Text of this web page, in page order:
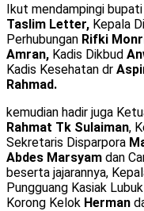
Ikut mendampingi
Taslim Letter, Kepala
Perhubungan Rifki
Amran, Kadis Dikbud
Kadis Kesehatan dr
Rahmad.
kemudian hadir juga
Rahmat Tk Sulaiman,
Sekretaris Disparpora
Abdes Marsyam dan
beserta jajarannya,
Pungguang Kasiak
Korong Kelok Herman